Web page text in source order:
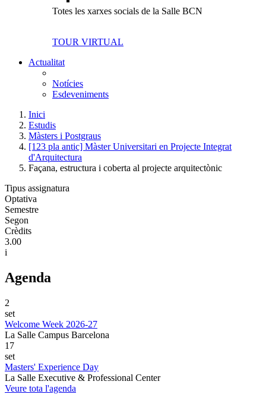
Totes les xarxes socials de la Salle BCN
TOUR VIRTUAL
Actualitat
Notícies
Esdeveniments
Inici
Estudis
Màsters i Postgraus
[123 pla antic] Màster Universitari en Projecte Integrat
d'Arquitectura
Façana, estructura i coberta al projecte arquitectònic
Tipus assignatura
Optativa
Semestre
Segon
Crèdits
3.00
i
Agenda
2
set
Welcome Week 2026-27
La Salle Campus Barcelona
17
set
Masters' Experience Day
La Salle Executive & Professional Center
Veure tota l'agenda